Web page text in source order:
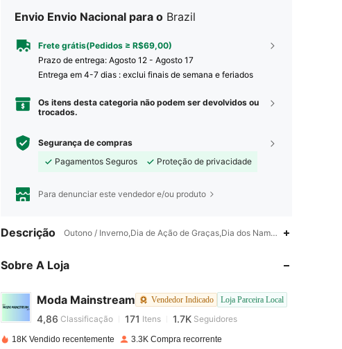
Envio Envio Nacional para o Brazil
Frete grátis(Pedidos ≥ R$69,00)
Prazo de entrega: Agosto 12 - Agosto 17
Entrega em 4-7 dias : exclui finais de semana e feriados
Os itens desta categoria não podem ser devolvidos ou
trocados.
Segurança de compras
Pagamentos Seguros
Proteção de privacidade
Para denunciar este vendedor e/ou produto
Descrição Outono / Inverno,Dia de Ação de Graças,Dia dos Namorados,Volta às
Sobre A Loja
Moda Mainstream Vendedor Indicado Loja Parceira Local
4,86 171 1.7K
4,86 Classificação 171 Itens 1.7K Seguidores
18K Vendido recentemente 3.3K Compra recorrente